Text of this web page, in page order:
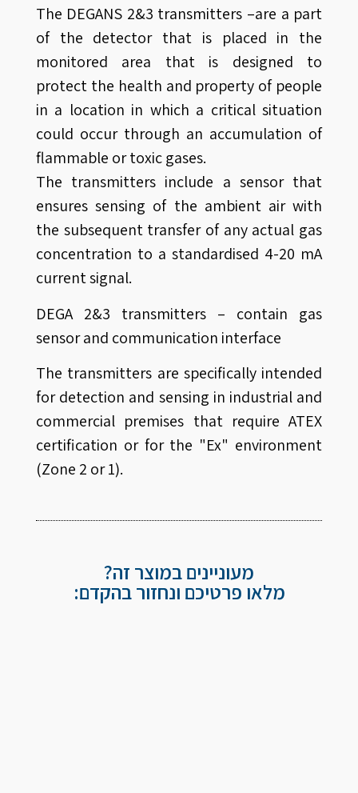
The DEGANS 2&3 transmitters –are a part
of the detector that is placed in the
monitored area that is designed to
protect the health and property of people
in a location in which a critical situation
could occur through an accumulation of
flammable or toxic gases.
The transmitters include a sensor that
ensures sensing of the ambient air with
the subsequent transfer of any actual gas
concentration to a standardised 4-20 mA
current signal.
DEGA 2&3 transmitters – contain gas
sensor and communication interface
The transmitters are specifically intended
for detection and sensing in industrial and
commercial premises that require ATEX
certification or for the "Ex" environment
(Zone 2 or 1).
מעוניינים במוצר זה?
מלאו פרטיכם ונחזור בהקדם: